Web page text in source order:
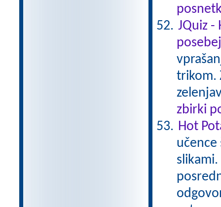
JQuiz -
posebej
trikom.
zbirki
Hot
učence